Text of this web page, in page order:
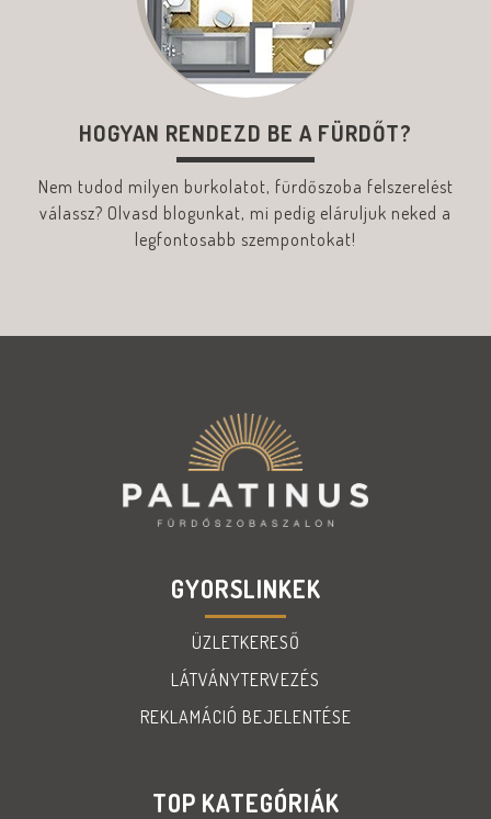
HOGYAN RENDEZD BE A FÜRDŐT?
Nem tudod milyen burkolatot, fürdőszoba felszerelést
válassz? Olvasd blogunkat, mi pedig eláruljuk neked a
legfontosabb szempontokat!
GYORSLINKEK
ÜZLETKERESŐ
LÁTVÁNYTERVEZÉS
REKLAMÁCIÓ BEJELENTÉSE
TOP KATEGÓRIÁK